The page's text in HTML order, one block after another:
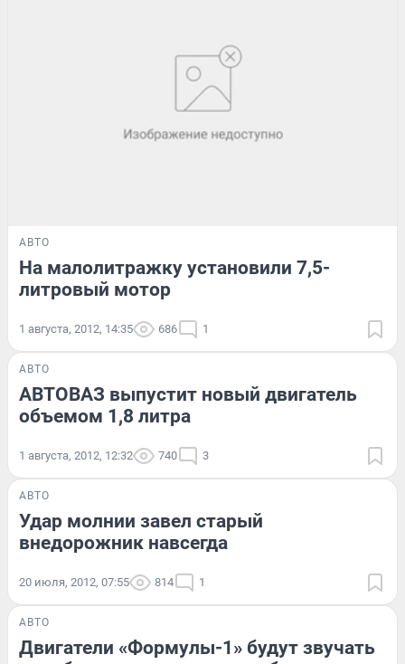
АВТО
На малолитражку установили 7,5-
литровый мотор
1 августа, 2012, 14:35 686 1
АВТО
АВТОВАЗ выпустит новый двигатель
объемом 1,8 литра
1 августа, 2012, 12:32 740 3
АВТО
Удар молнии завел старый
внедорожник навсегда
20 июля, 2012, 07:55 814 1
АВТО
Двигатели «Формулы-1» будут звучать